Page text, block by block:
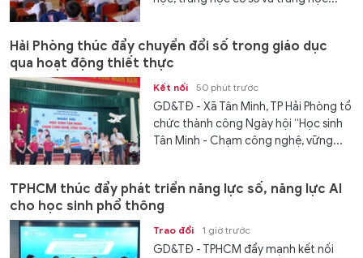
Hải Phòng thúc đẩy chuyển đổi số trong giáo dục
qua hoạt động thiết thực
Kết nối 50 phút trước
GD&TĐ - Xã Tân Minh, TP Hải Phòng tổ
chức thành công Ngày hội “Học sinh
Tân Minh - Chạm công nghệ, vững...
TPHCM thúc đẩy phát triển năng lực số, năng lực AI
cho học sinh phổ thông
Trao đổi 1 giờ trước
GD&TĐ - TPHCM đẩy mạnh kết nối